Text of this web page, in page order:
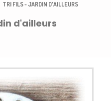
TRI FILS - JARDIN D'AILLEURS
d'ailleurs